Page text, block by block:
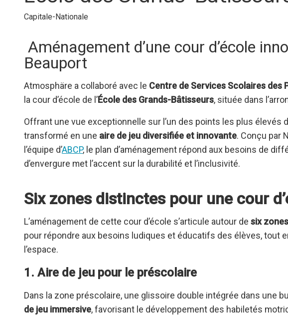
Capitale-Nationale
Aménagement d’une cour d’école
Beauport
Atmosphäre a collaboré avec le Centre de Services Scolaires des
la cour d’école de l’École des Grands-Bâtisseurs, située dans
Offrant une vue exceptionnelle sur l’un des points les plus élevés
transformé en une aire de jeu diversifiée et innovante. Conçu par
l’équipe d’ABCP, le plan d’aménagement répond aux besoins de
d’envergure met l’accent sur la durabilité et l’inclusivité.
Six zones distinctes pour une cour
L’aménagement de cette cour d’école s’articule autour de six
pour répondre aux besoins ludiques et éducatifs des élèves, tout
l’espace.
1. Aire de jeu pour le préscolaire
Dans la zone préscolaire, une glissoire double intégrée dans une
de jeu immersive, favorisant le développement des habiletés